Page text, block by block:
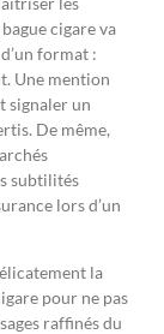
cigare va
format :
Une mention
signaler un
De même,
subtilités
lors d’un
la
pour ne pas
raffinés du